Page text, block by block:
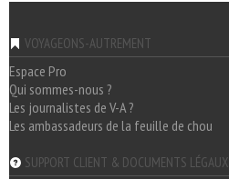
VOYAGEONS-AUTREMENT
Espace Pro
Qui sommes-nous ?
Les journalistes de V-A ?
Les ambassadeurs de la feuille de chou
SUPPORT CLIENT & DOCUMENTS LÉGAUX